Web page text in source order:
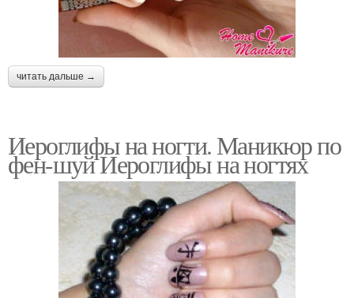
читать дальше →
Иероглифы на ногти. Маникюр по
фен-шуй Иероглифы на ногтях